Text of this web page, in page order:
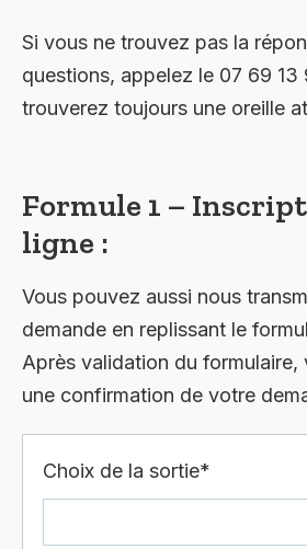
Si vous ne trouvez pas la
questions, appelez le 07 69
trouverez toujours une oreille
Formule 1 –
ligne :
Vous pouvez aussi nous
demande en replissant le
Après validation du formulaire,
une confirmation de votre
Choix de la sortie*